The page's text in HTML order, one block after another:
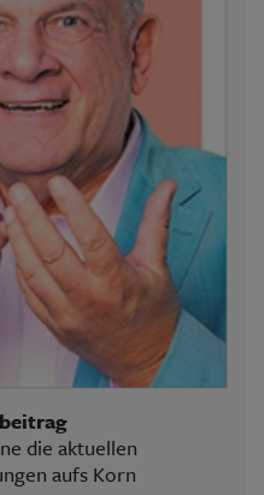
die aktuellen
aufs Korn